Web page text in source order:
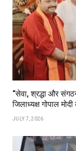
“सेवा, श्रद्धा और
जिलाध्यक्ष गोपाल
JULY 7, 2026